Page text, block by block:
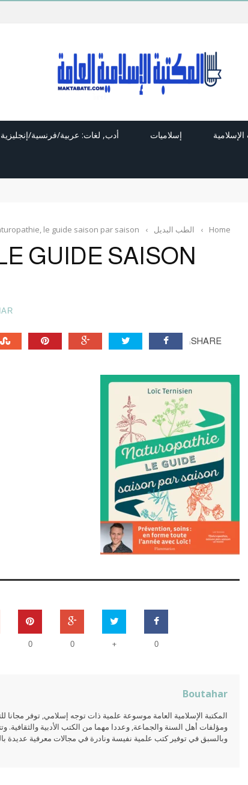
إسلاميات أدب, لغات: عربية/فرنسية/إنجليزية
Home
› الطب البديل ›
le guide saison par saison
GUIDE SAISON
SHARE:
0
+
0
0
Boutahar
المكتبة الإسلامية العامة موسوعة علمية ذات توجه إسلامي, توفر
ومؤلفات أهل السنة والجماعة, وعددا مهما من الكتب الأدبية والثقافية.
وبالسبق في توفير كتب علمية نفيسة ونادرة في مجالات معرفية عديدة